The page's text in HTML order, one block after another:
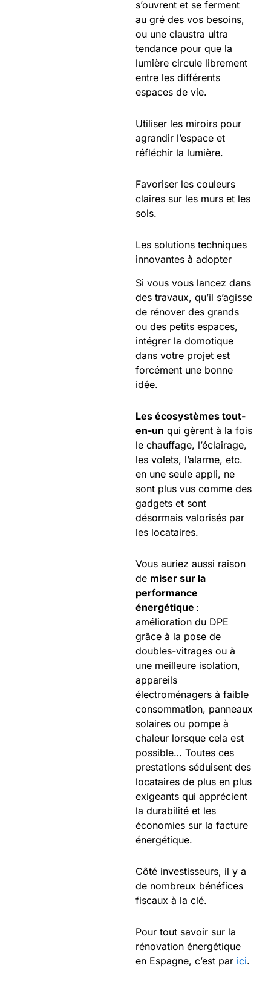
s’ouvrent et se ferment
au gré des vos besoins,
ou une claustra ultra
tendance pour que la
lumière circule librement
entre les différents
espaces de vie.
Utiliser les miroirs pour
agrandir l’espace et
réfléchir la lumière.
Favoriser les couleurs
claires sur les murs et les
sols.
Les solutions techniques
innovantes à adopter
Si vous vous lancez dans
des travaux, qu’il s’agisse
de rénover des grands
ou des petits espaces,
intégrer la domotique
dans votre projet est
forcément une bonne
idée.
Les écosystèmes tout-
en-un qui gèrent à la fois
le chauffage, l’éclairage,
les volets, l’alarme, etc.
en une seule appli, ne
sont plus vus comme des
gadgets et sont
désormais valorisés par
les locataires.
Vous auriez aussi raison
de miser sur la
performance
énergétique :
amélioration du DPE
grâce à la pose de
doubles-vitrages ou à
une meilleure isolation,
appareils
électroménagers à faible
consommation, panneaux
solaires ou pompe à
chaleur lorsque cela est
possible… Toutes ces
prestations séduisent des
locataires de plus en plus
exigeants qui apprécient
la durabilité et les
économies sur la facture
énergétique.
Côté investisseurs, il y a
de nombreux bénéfices
fiscaux à la clé.
Pour tout savoir sur la
rénovation énergétique
en Espagne, c’est par ici.